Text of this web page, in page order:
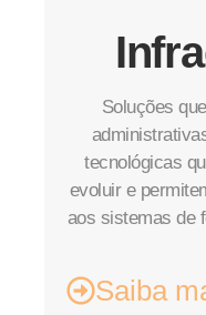
Soluções
tecnológicas
evoluir e
aos sistemas de
Saiba